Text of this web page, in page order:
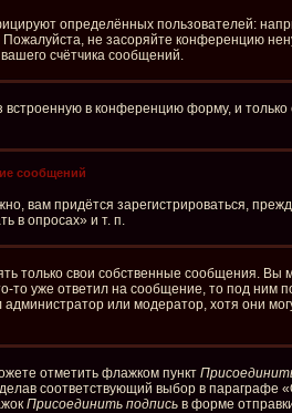
определённых пользователей:
не засоряйте конференцию
счётчика сообщений.
в конференцию форму, и
сообщений
вам придётся зарегистрироваться,
в опросах» и т. п.
только свои собственные сообщения. Вы
уже ответил на сообщение, то под ним
или модератор, хотя они
отметить флажком пункт
соответствующий выбор в параграфе
Присоединить подпись в форме